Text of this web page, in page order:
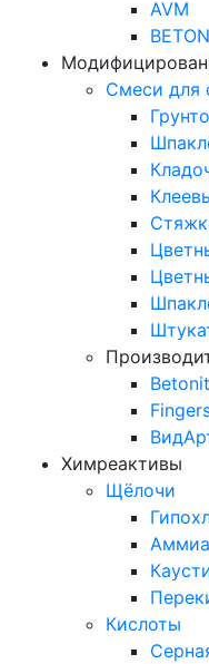
AVM
Смеси для
Betonit
Химреактивы
Щёлочи
Кислоты